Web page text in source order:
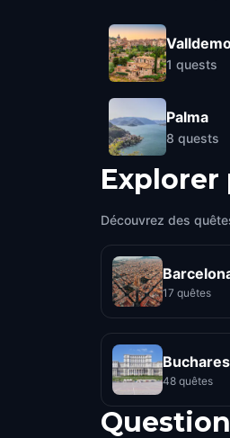
1 quests
Palma
8 quests
Explorer
Découvrez des
17 quêtes
48 quêtes